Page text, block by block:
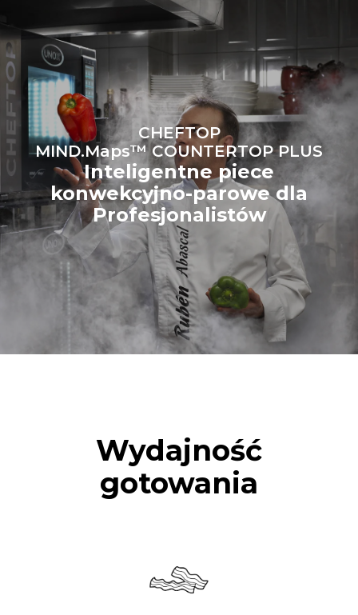
Gas Protocol
Oszacowanie obliczone przy
założeniu codziennego
użytkowania pieca (365 dni w
6 pełnych załadunków
pieczonych kurczaków
6 pełnych załadunków
potraw gotowanych na
parze
założeniu następujących
cotygodniowych programów
mycia (52 tygodnie/rok):
7 długich programów mycia
CHEFTOP
MIND.Maps™ COUNTERTOP PLUS
Inteligentne piece
konwekcyjno-parowe dla
Profesjonalistów
Wydajność
gotowania